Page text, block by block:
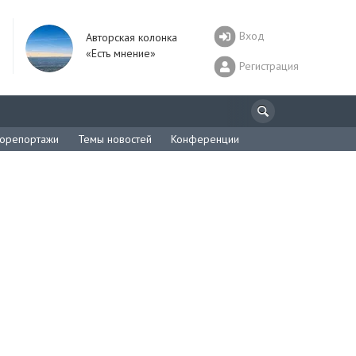
Авторская колонка
«Есть мнение»
Вход
Регистрация
Темы новостей Конференции